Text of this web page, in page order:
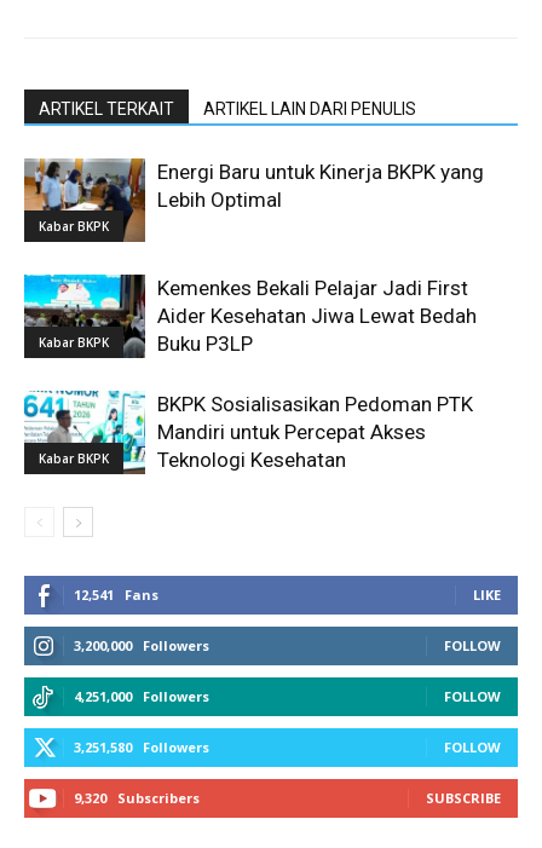
ARTIKEL TERKAIT ARTIKEL LAIN DARI PENULIS
Kabar BKPK
Energi Baru untuk Kinerja BKPK yang
Lebih Optimal
Kabar BKPK
Kemenkes Bekali Pelajar Jadi First
Aider Kesehatan Jiwa Lewat Bedah
Buku P3LP
Kabar BKPK
BKPK Sosialisasikan Pedoman PTK
Mandiri untuk Percepat Akses
Teknologi Kesehatan
12,541 Fans LIKE
3,200,000 Followers FOLLOW
4,251,000 Followers FOLLOW
3,251,580 Followers FOLLOW
9,320 Subscribers SUBSCRIBE